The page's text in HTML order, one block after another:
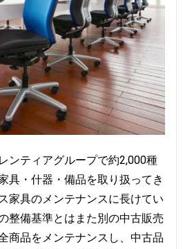
ンティアグループで約2,000種
具・什器・備品を取り扱ってき
家具のメンテナンスに長けてい
整備基準とはまた別の中古販売
商品をメンテナンスし、中古品